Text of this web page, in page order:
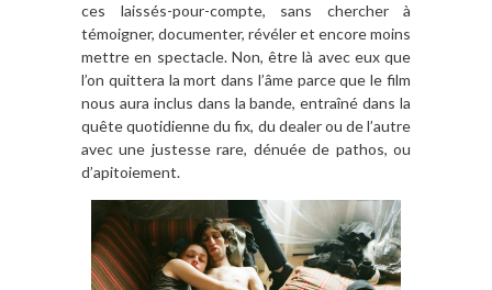
ces laissés-pour-compte, sans chercher à
témoigner, documenter, révéler et encore moins
mettre en spectacle. Non, être là avec eux que
l’on quittera la mort dans l’âme parce que le film
nous aura inclus dans la bande, entraîné dans la
quête quotidienne du fix, du dealer ou de l’autre
avec une justesse rare, dénuée de pathos, ou
d’apitoiement.